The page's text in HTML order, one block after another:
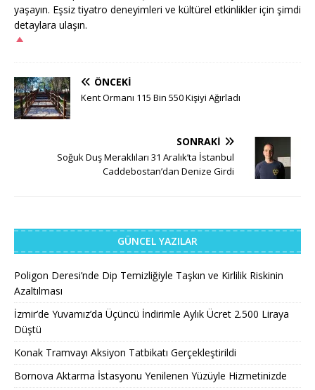
yaşayın. Eşsiz tiyatro deneyimleri ve kültürel etkinlikler için şimdi
detaylara ulaşın.
ÖNCEKI
Kent Ormanı 115 Bin 550 Kişiyi Ağırladı
SONRAKI
Soğuk Duş Meraklıları 31 Aralık’ta İstanbul
Caddebostan’dan Denize Girdi
GÜNCEL YAZILAR
Poligon Deresi’nde Dip Temizliğiyle Taşkın ve Kirlilik Riskinin
Azaltılması
İzmir’de Yuvamız’da Üçüncü İndirimle Aylık Ücret 2.500 Liraya
Düştü
Konak Tramvayı Aksiyon Tatbikatı Gerçekleştirildi
Bornova Aktarma İstasyonu Yenilenen Yüzüyle Hizmetinizde